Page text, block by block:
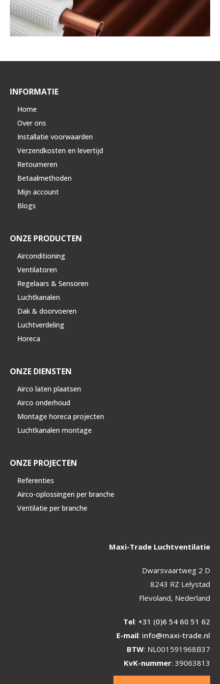
INFORMATIE
Home
Over ons
Installatie voorwaarden
Verzendkosten en levertijd
Retourneren
Betaalmethoden
Mijn account
Blogs
ONZE PRODUCTEN
Airconditioning
Ventilatoren
Regelaars & Sensoren
Luchtkanalen
Dak & doorvoeren
Luchtverdeling
Horeca
ONZE DIENSTEN
Airco laten plaatsen
Airco onderhoud
Montage horeca projecten
Luchtkanalen montage
ONZE PROJECTEN
Referenties
Airco-oplossingen per branche
Ventilatie per branche
Maxi-Trade Luchtventilatie
Dwarsvaartweg 2 D
8243 RZ Lelystad
Flevoland, Nederland
Tel: +31 (0)6 54 60 51 62
E-mail: info@maxi-trade.nl
BTW: NL001591968B37
KvK-nummer: 39063813